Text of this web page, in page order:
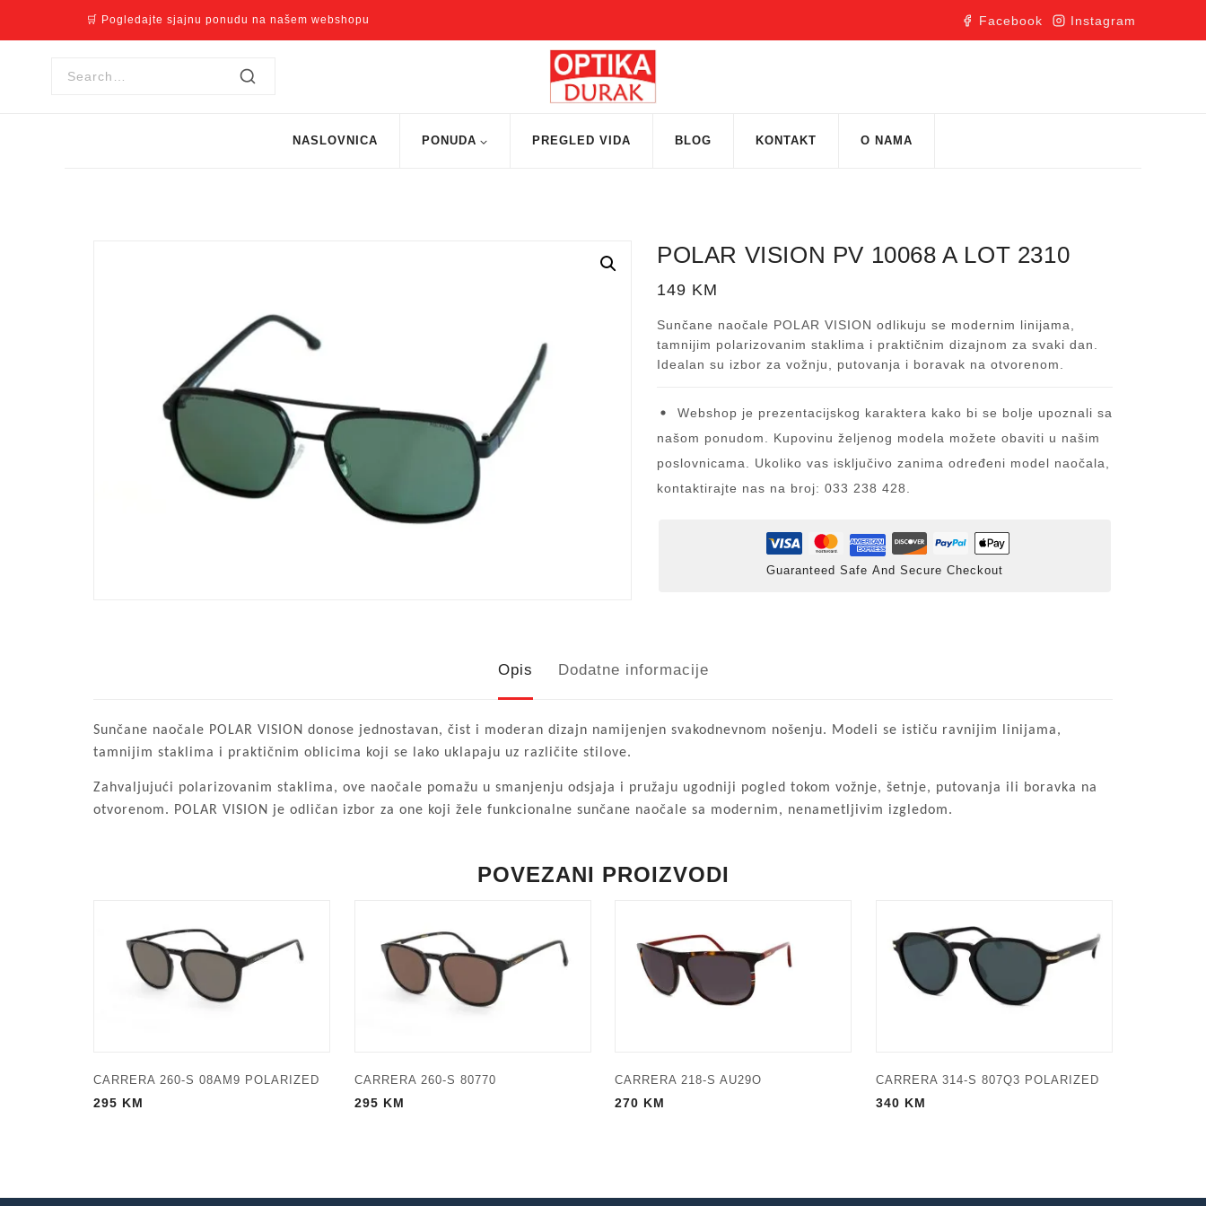
🛒 Pogledajte sjajnu ponudu na našem webshopu Facebook Instagram
NASLOVNICA PONUDA PREGLED VIDA BLOG KONTAKT O NAMA
POLAR VISION PV 10068 A LOT 2310
149 KM
Sunčane naočale POLAR VISION odlikuju se modernim linijama,
tamnijim polarizovanim staklima i praktičnim dizajnom za svaki dan.
Idealan su izbor za vožnju, putovanja i boravak na otvorenom.
Webshop je prezentacijskog karaktera kako bi se bolje upoznali sa
našom ponudom. Kupovinu željenog modela možete obaviti u našim
poslovnicama. Ukoliko vas isključivo zanima određeni model naočala,
kontaktirajte nas na broj: 033 238 428.
Guaranteed Safe And Secure Checkout
Opis Dodatne informacije
Sunčane naočale POLAR VISION donose jednostavan, čist i moderan dizajn namijenjen svakodnevnom nošenju. Modeli se ističu ravnijim linijama,
tamnijim staklima i praktičnim oblicima koji se lako uklapaju uz različite stilove.
Zahvaljujući polarizovanim staklima, ove naočale pomažu u smanjenju odsjaja i pružaju ugodniji pogled tokom vožnje, šetnje, putovanja ili boravka na
otvorenom. POLAR VISION je odličan izbor za one koji žele funkcionalne sunčane naočale sa modernim, nenametljivim izgledom.
POVEZANI PROIZVODI
CARRERA 260-S 08AM9 POLARIZED
295 KM
CARRERA 260-S 80770
295 KM
CARRERA 218-S AU29O
270 KM
CARRERA 314-S 807Q3 POLARIZED
340 KM